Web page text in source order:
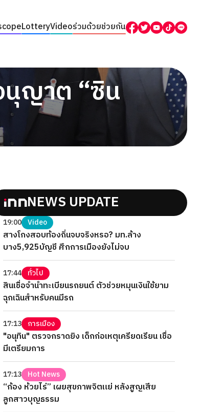
LotteryVideoร่วมด้วยช่วยกัน
นุญาต “ซิน
NEWS UPDATE
19:00 Video
สางโกงสอบท้องถิ่นจบจริงหรอ? มท.ล้าง
บาง5,925บัญชี ศึกการเมืองยังไม่จบ
17:44 ทั่วไป
สินเชื่อจำนำทะเบียนรถยนต์ ตัวช่วยหมุนเงินใช้ยาม
ฉุกเฉินสำหรับคนมีรถ
17:13 การเมือง
"อนุทิน" ตรวจกราดยิง เด็กก่อเหตุเครียดเรียน เชื่อ
มีเตรียมการ
17:13 Hot News
“ก้อง ห้วยไร่” เผยสุขภาพจิตแย่ หลังสูญเสีย
ลูกสาวบุญธรรม